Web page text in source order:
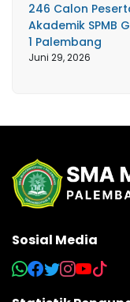
246 Calon
Akademik SPMB
1 Palembang
Juni 29, 2026
Sosial Media